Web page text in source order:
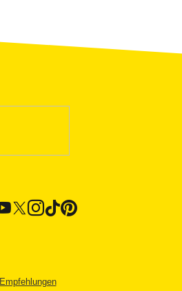
Empfehlungen